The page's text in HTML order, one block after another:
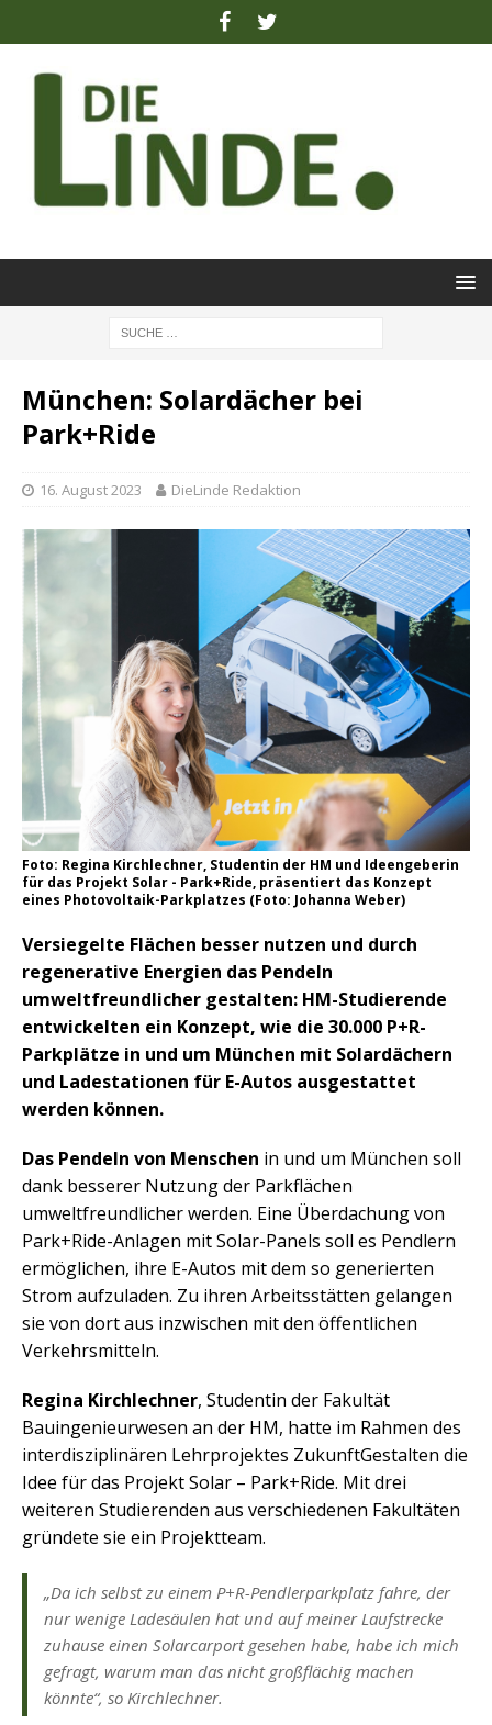
München: Solardächer bei
Park+Ride
16. August 2023 DieLinde Redaktion
Foto: Regina Kirchlechner, Studentin der HM und Ideengeberin
für das Projekt Solar - Park+Ride, präsentiert das Konzept
eines Photovoltaik-Parkplatzes (Foto: Johanna Weber)
Versiegelte Flächen besser nutzen und durch
regenerative Energien das Pendeln
umweltfreundlicher gestalten: HM-Studierende
entwickelten ein Konzept, wie die 30.000 P+R-
Parkplätze in und um München mit Solardächern
und Ladestationen für E-Autos ausgestattet
werden können.
Das Pendeln von Menschen in und um München soll
dank besserer Nutzung der Parkflächen
umweltfreundlicher werden. Eine Überdachung von
Park+Ride-Anlagen mit Solar-Panels soll es Pendlern
ermöglichen, ihre E-Autos mit dem so generierten
Strom aufzuladen. Zu ihren Arbeitsstätten gelangen
sie von dort aus inzwischen mit den öffentlichen
Verkehrsmitteln.
Regina Kirchlechner, Studentin der Fakultät
Bauingenieurwesen an der HM, hatte im Rahmen des
interdisziplinären Lehrprojektes ZukunftGestalten die
Idee für das Projekt Solar – Park+Ride. Mit drei
weiteren Studierenden aus verschiedenen Fakultäten
gründete sie ein Projektteam.
„Da ich selbst zu einem P+R-Pendlerparkplatz fahre, der
nur wenige Ladesäulen hat und auf meiner Laufstrecke
zuhause einen Solarcarport gesehen habe, habe ich mich
gefragt, warum man das nicht großflächig machen
könnte“, so Kirchlechner.